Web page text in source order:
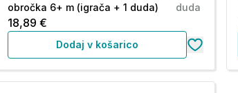
obročka 6+ m (igrača + 1 duda)
duda
18,89 €
Dodaj v košarico